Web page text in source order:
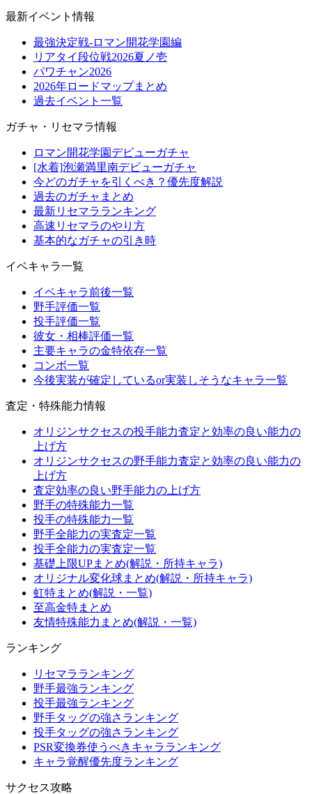
最新イベント情報
最強決定戦-ロマン開花学園編
リアタイ段位戦2026夏ノ壱
パワチャン2026
2026年ロードマップまとめ
過去イベント一覧
ガチャ・リセマラ情報
ロマン開花学園デビューガチャ
[水着]泡瀬満里南デビューガチャ
今どのガチャを引くべき？優先度解説
過去のガチャまとめ
最新リセマラランキング
高速リセマラのやり方
基本的なガチャの引き時
イベキャラ一覧
イベキャラ前後一覧
野手評価一覧
投手評価一覧
彼女・相棒評価一覧
主要キャラの金特依存一覧
コンボ一覧
今後実装が確定しているor実装しそうなキャラ一覧
査定・特殊能力情報
オリジンサクセスの投手能力査定と効率の良い能力の
上げ方
オリジンサクセスの野手能力査定と効率の良い能力の
上げ方
査定効率の良い野手能力の上げ方
野手の特殊能力一覧
投手の特殊能力一覧
野手全能力の実査定一覧
投手全能力の実査定一覧
基礎上限UPまとめ(解説・所持キャラ)
オリジナル変化球まとめ(解説・所持キャラ)
虹特まとめ(解説・一覧)
至高金特まとめ
友情特殊能力まとめ(解説・一覧)
ランキング
リセマラランキング
野手最強ランキング
投手最強ランキング
野手タッグの強さランキング
投手タッグの強さランキング
PSR変換券使うべきキャラランキング
キャラ覚醒優先度ランキング
サクセス攻略